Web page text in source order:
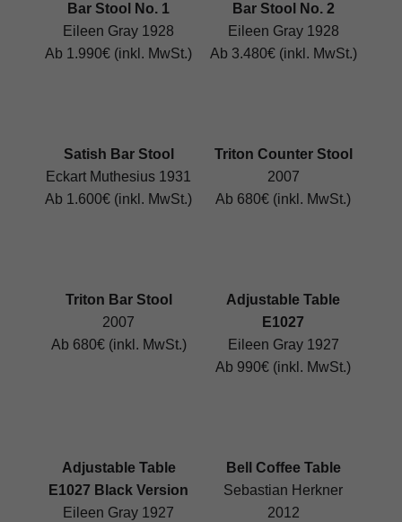
Bar Stool No. 1
Eileen Gray 1928
Ab 1.990€ (inkl. MwSt.)
Bar Stool No. 2
Eileen Gray 1928
Ab 3.480€ (inkl. MwSt.)
Satish Bar Stool
Eckart Muthesius 1931
Ab 1.600€ (inkl. MwSt.)
Triton Counter Stool
2007
Ab 680€ (inkl. MwSt.)
Triton Bar Stool
2007
Ab 680€ (inkl. MwSt.)
Adjustable Table
E1027
Eileen Gray 1927
Ab 990€ (inkl. MwSt.)
Adjustable Table
E1027 Black Version
Eileen Gray 1927
Bell Coffee Table
Sebastian Herkner
2012